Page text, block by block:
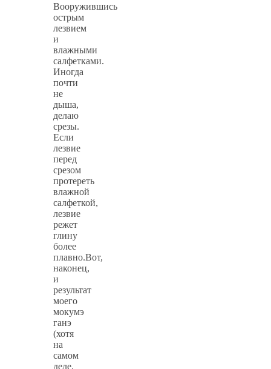
Вооружившись
острым
лезвием
и
влажными
салфетками.
Иногда
почти
не
дыша,
делаю
срезы.
Если
лезвие
перед
срезом
протереть
влажной
салфеткой,
лезвие
режет
глину
более
плавно.Вот,
наконец,
и
результат
моего
мокумэ
ганэ
(хотя
на
самом
деле,